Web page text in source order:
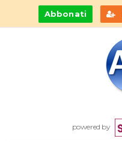
Abbonati
powered by